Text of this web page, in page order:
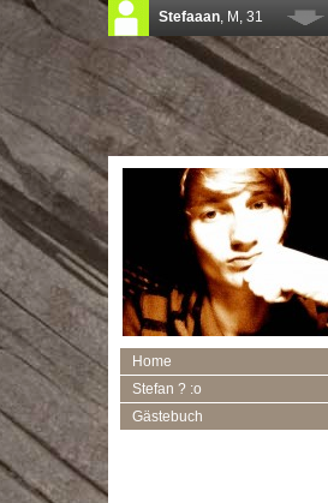
Home
Stefan ? :o
Gästebuch